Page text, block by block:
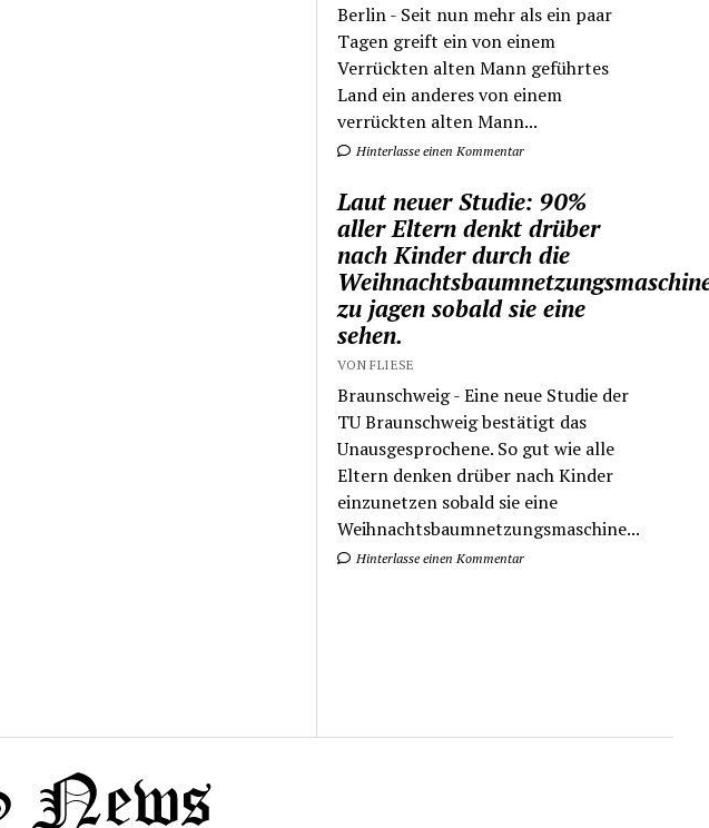
Berlin - Seit nun mehr als ein paar
Tagen greift ein von einem
Verrückten alten Mann geführtes
Land ein anderes von einem
verrückten alten Mann...
Hinterlasse einen Kommentar
Laut neuer Studie: 90%
aller Eltern denkt drüber
nach Kinder durch die
zu jagen sobald sie eine
sehen.
VON FLIESE
Braunschweig - Eine neue Studie der
TU Braunschweig bestätigt das
Unausgesprochene. So gut wie alle
Eltern denken drüber nach Kinder
einzunetzen sobald sie eine
Weihnachtsbaumnetzungsmaschine...
Hinterlasse einen Kommentar